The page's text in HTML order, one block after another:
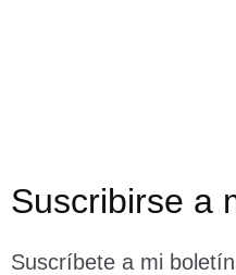
Suscribirse a
Suscríbete a mi